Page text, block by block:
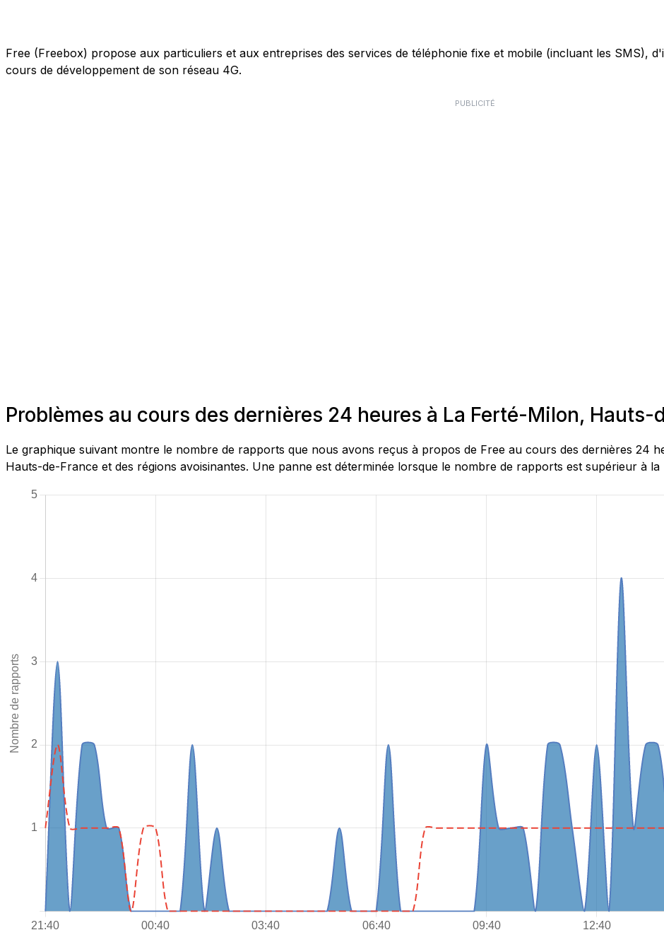
Free (Freebox) propose aux particuliers et aux entreprises des services de téléphonie fixe et mobile (incluant les SMS),
cours de développement de son réseau 4G.
PUBLICITÉ
Problèmes au cours des dernières 24 heures à La Ferté-Milon, Hauts-
Le graphique suivant montre le nombre de rapports que nous avons reçus à propos de Free au cours des dernières 24
Hauts-de-France et des régions avoisinantes. Une panne est déterminée lorsque le nombre de rapports est supérieur à